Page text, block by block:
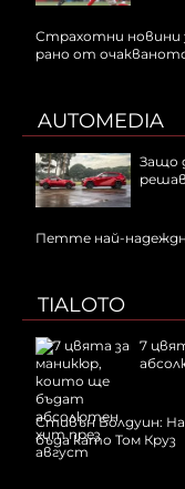
Страхотни новини
рано от
AUTOMEDIA
Защо
Петте най-
TIALOTO
7
Стивън Болдуин:
бъда като Том Круз